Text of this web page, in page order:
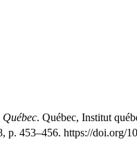
Québec. Québec, Institut
p. 453–456. https://doi.org/